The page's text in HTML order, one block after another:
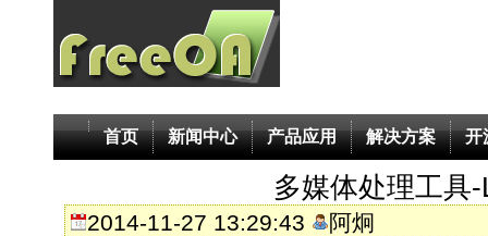
首页 新闻中心 产品应用 解决方案 开
多媒体处理工具-
2014-11-27 13:29:43 阿炯